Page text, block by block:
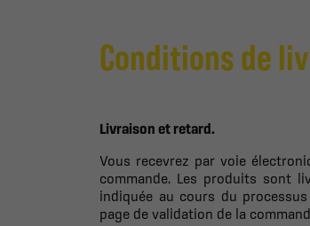
Conditions de
Livraison et retard.
Vous recevrez par voie
commande. Les produits sont
indiquée au cours du
page de validation de la